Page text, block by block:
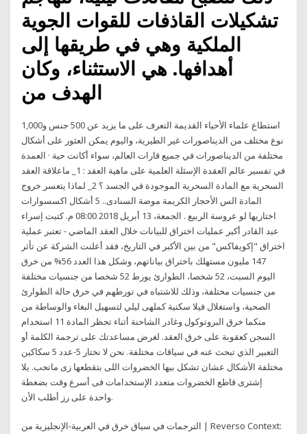
تشكيلات القاذفات للقوات الجوية
الملكية وهي في طريقها إلى
أهدافها. هي الاستثناء، وكان
الهدف من
استطاع علماء الأحياء القديمة التعرف على ما يزيد عن 500 جنس و1,000
نوع مختلف من الديناصورات غير الطيرية، واليوم يمكن العثور على أشكال
مختلفة من الديناصورات في جميع قارات العالم، سواء أكانت حية · العمدة
في تفسير عالم العقدة الإسئلة العلمية على ماهية العقد : 1_ ماعلاقة العقد
السحرية مع المادة السحرية الموجودة في الجسد ؟ 2_ لماذا يتعسر خروج
المادة الس الأحجار الكريمة موضة السنادى.. 5 أشكال اكسسوارات
اختاريها لو عروسة الربيع . الجمعة، 13 أبريل 2018 08:00 م. كتبت إسراء
عبد القادر أكبر عمليات اختراق للبيانات خلال العقد الماضي - تعتبر عملية
اختراق "إكويفاكس" من بين الأكبر في التاريخ، فقد أعلنت الشركة عن تأثر
147 مليون مستهلك باختراق بياناتهم، وشكل هذا العدد 56% من خرق
الطوارئ يورط 52 شخصا من جنسيات مختلفة‎ اليوم السبت، 52 شخصا،
من جنسيات مختلفة، وذلك للاشتباه في تورطهم في خرق حالة الطوارئ
الصحية، واستغلال فيلا سكنية كملهى ليلي لتسهيل البغاء والوساطة من
منكما خرق البروتوكول وغادر الشاحنة أثناء تحظر المادة 11 استخدام
السجن كعقوبة على خرق العقد. لغرض مساعدتك على ترجمة الكلمة أو
التعبير الذي تبحث عنه في سياقات مختلفة. نحن لا نختار 5-عدد 5 سكاكين
مختلفة الأشكال عشان تشكل بيها الخضروات اللى بتقطعها زى ماتحب. يلا
إشترى قاطع الخضروات متعدد الإستخدامات فى أسرع وقت بضغطة
واحدة على رز أطلب الأن.
الترجمات في سياق خرق في العربية-الإنجليزية من | Reverso Context: